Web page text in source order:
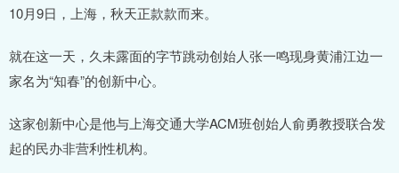
10月9日，上海，秋天正款款而来。
就在这一天，久未露面的字节跳动创始人张一鸣现身黄浦江边一
家名为“知春”的创新中心。
这家创新中心是他与上海交通大学ACM班创始人俞勇教授联合发
起的民办非营利性机构。